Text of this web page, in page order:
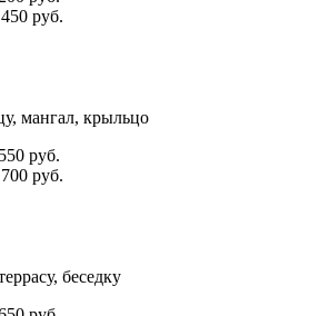
руб.
мангал, крыльцо
руб.
руб.
беседку